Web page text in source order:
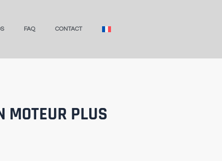
FAQ CONTACT
MOTEUR PLUS